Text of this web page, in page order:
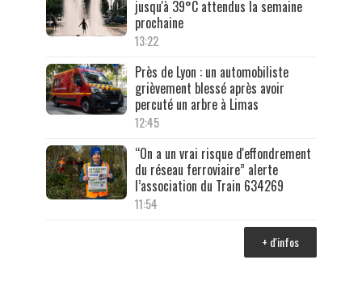
jusqu'à 39°C attendus la semaine
prochaine
13:22
Près de Lyon : un automobiliste
grièvement blessé après avoir
percuté un arbre à Limas
12:45
“On a un vrai risque d'effondrement
du réseau ferroviaire” alerte
l’association du Train 634269
11:54
+ d'infos